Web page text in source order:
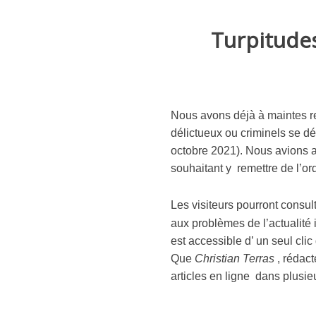
Nous avons déjà à maintes
délictueux ou criminels se
octobre 2021). Nous avions
souhaitant y remettre de
Les visiteurs pourront
aux problèmes de
est accessible d’ un seul clic
Que Christian Terras ,
articles en ligne dans